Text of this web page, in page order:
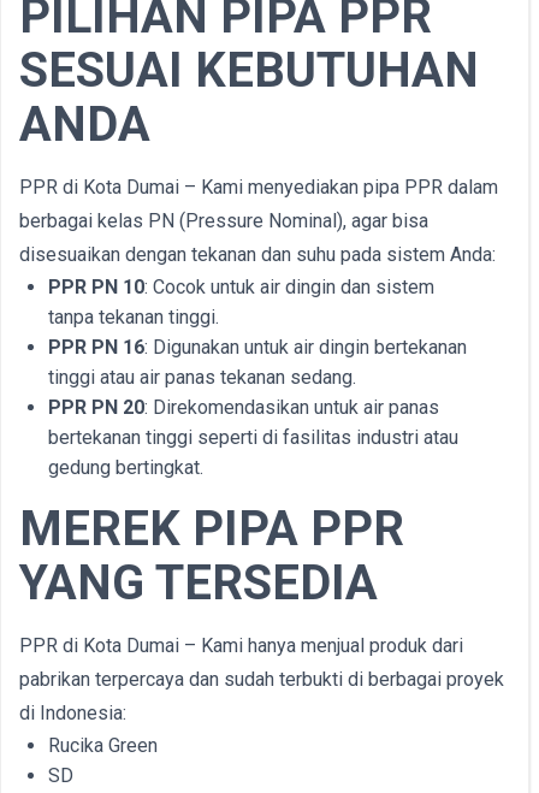
PILIHAN PIPA PPR
SESUAI KEBUTUHAN
ANDA
PPR di Kota Dumai – Kami menyediakan pipa PPR dalam
berbagai kelas PN (Pressure Nominal), agar bisa
disesuaikan dengan tekanan dan suhu pada sistem Anda:
PPR PN 10: Cocok untuk air dingin dan sistem
tanpa tekanan tinggi.
PPR PN 16: Digunakan untuk air dingin bertekanan
tinggi atau air panas tekanan sedang.
PPR PN 20: Direkomendasikan untuk air panas
bertekanan tinggi seperti di fasilitas industri atau
gedung bertingkat.
MEREK PIPA PPR
YANG TERSEDIA
PPR di Kota Dumai – Kami hanya menjual produk dari
pabrikan terpercaya dan sudah terbukti di berbagai proyek
di Indonesia:
Rucika Green
SD